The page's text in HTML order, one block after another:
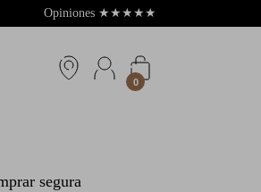
Opiniones ★ ★ ★ ★ ★
0
segura